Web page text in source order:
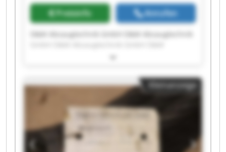
Preisinfo Anrufen
D&M Absaugtechnik GmbH D&M Absaugtechnik
Absaugtechnik GmbH D&M Absaugtechnik
Absaugtechnik GmbH D&M Absaugtechnik
GmbH D&M Absaugtechnik GmbH D&M
Absaugtechnik GmbH D&M Absaugtechnik
GmbH D&M Absaugtechnik GmbH D&M
Absaugtechnik GmbH D&M Absaugtechnik
GmbH D&M Absaugtechnik GmbH D&M
Absaugtechnik GmbH D&M Absaugtechnik
Kleinanzeige